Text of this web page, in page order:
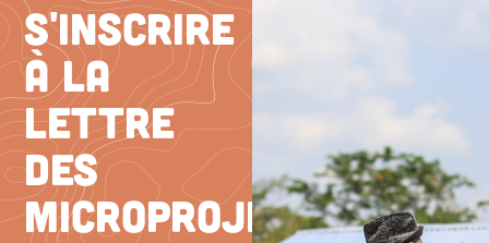
S'inscrire
à la
Lettre
des
microprojets